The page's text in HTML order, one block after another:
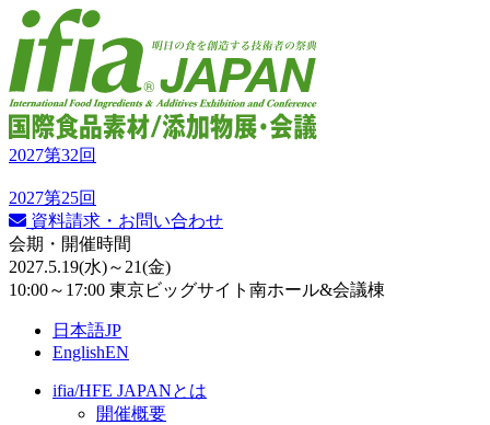
2027第32回
2027第25回
資料請求・お問い合わせ
会期・開催時間
2027.5.19(水)～21(金)
10:00～17:00 東京ビッグサイト南ホール&会議棟
日本語JP
EnglishEN
ifia/HFE JAPANとは
開催概要